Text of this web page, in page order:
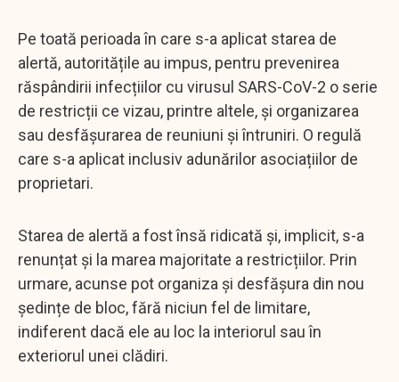
Pe toată perioada în care s-a aplicat starea de
alertă, autoritățile au impus, pentru prevenirea
răspândirii infecțiilor cu virusul SARS-CoV-2 o serie
de restricții ce vizau, printre altele, și organizarea
sau desfășurarea de reuniuni și întruniri. O regulă
care s-a aplicat inclusiv adunărilor asociațiilor de
proprietari.
Starea de alertă a fost însă ridicată și, implicit, s-a
renunțat și la marea majoritate a restricțiilor. Prin
urmare, acunse pot organiza și desfășura din nou
ședințe de bloc, fără niciun fel de limitare,
indiferent dacă ele au loc la interiorul sau în
exteriorul unei clădiri.